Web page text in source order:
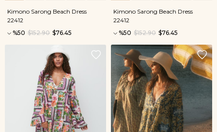
Kimono Sarong Beach Dress
22412
%50
$76.45
$152.90
Kimono Sarong Beach Dress
22412
%50
$76.45
$152.90